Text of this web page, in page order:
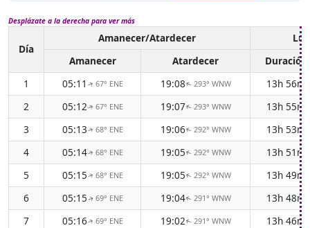
Desplázate a la derecha para ver más
Día
Amanecer/Atardecer
Amanecer
Atardecer
Duración
1
05:11 ↑ 67° ENE 19:08↑ 293° WNW
13h 56m
2
05:12↑ 67° ENE 19:07↑ 293° WNW
13h 55m
3
05:13↑ 68° ENE 19:06↑ 292° WNW
13h 53m
4
05:14↑ 68° ENE 19:05↑ 292° WNW
13h 51m
5
05:15↑ 68° ENE 19:05↑ 292° WNW
13h 49m
6
05:15↑ 69° ENE 19:04↑ 291° WNW
13h 48m
7
05:16↑ 69° ENE 19:02↑ 291° WNW
13h 46m